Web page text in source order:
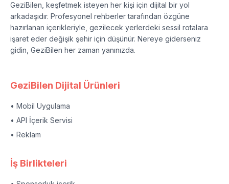
GeziBilen, keşfetmek isteyen her kişi için dijital bir yol
arkadaşıdır. Profesyonel rehberler tarafından özgüne
hazırlanan içerikleriyle, gezilecek yerlerdeki sessil rotalara
işaret eder değişik şehir için düşünür. Nereye giderseniz
gidin, GeziBilen her zaman yanınızda.
GeziBilen Dijital Ürünleri
• Mobil Uygulama
• API İçerik Servisi
• Reklam
İş Birlikteleri